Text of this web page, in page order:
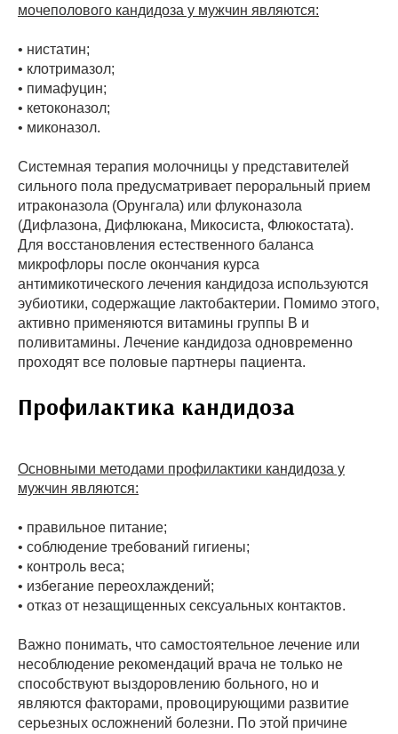
мочеполового кандидоза у мужчин являются:
• нистатин;
• клотримазол;
• пимафуцин;
• кетоконазол;
• миконазол.
Системная терапия молочницы у представителей
сильного пола предусматривает пероральный прием
итраконазола (Орунгала) или флуконазола
(Дифлазона, Дифлюкана, Микосиста, Флюкостата).
Для восстановления естественного баланса
микрофлоры после окончания курса
антимикотического лечения кандидоза используются
эубиотики, содержащие лактобактерии. Помимо этого,
активно применяются витамины группы B и
поливитамины. Лечение кандидоза одновременно
проходят все половые партнеры пациента.
Профилактика кандидоза
Основными методами профилактики кандидоза у
мужчин являются:
• правильное питание;
• соблюдение требований гигиены;
• контроль веса;
• избегание переохлаждений;
• отказ от незащищенных сексуальных контактов.
Важно понимать, что самостоятельное лечение или
несоблюдение рекомендаций врача не только не
способствуют выздоровлению больного, но и
являются факторами, провоцирующими развитие
серьезных осложнений болезни. По этой причине